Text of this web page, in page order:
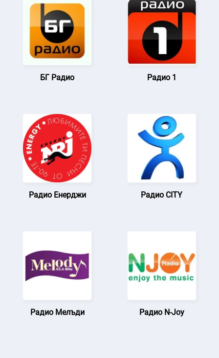
БГ Радио Радио 1
Радио Енерджи Радио CITY
Радио Мелъди Радио N-Joy